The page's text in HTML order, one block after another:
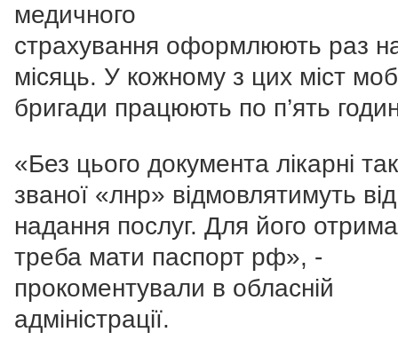
медичного
страхування оформлюють раз
місяць. У кожному з цих міст
бригади працюють по п’ять
«Без цього документа лікарні так
званої «лнр» відмовлятимуть від
надання послуг. Для його
треба мати паспорт рф», -
прокоментували в обласній
адміністрації.